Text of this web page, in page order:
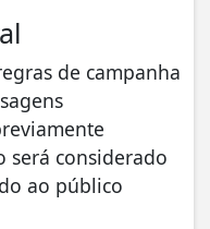
de campanha
será considerado
ao público